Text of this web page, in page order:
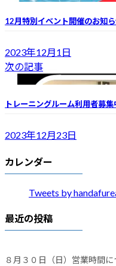
12月特別イベント開催のお知
2023年12月1日
次の記事
トレーニングルーム利用者募集
2023年12月23日
カレンダー
Tweets by
最近の投稿
８月３０日（日）営業時間に